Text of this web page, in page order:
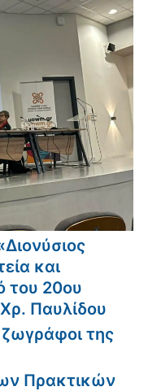
και
του 20ου
Παυλίδου
της
Πρακτικών